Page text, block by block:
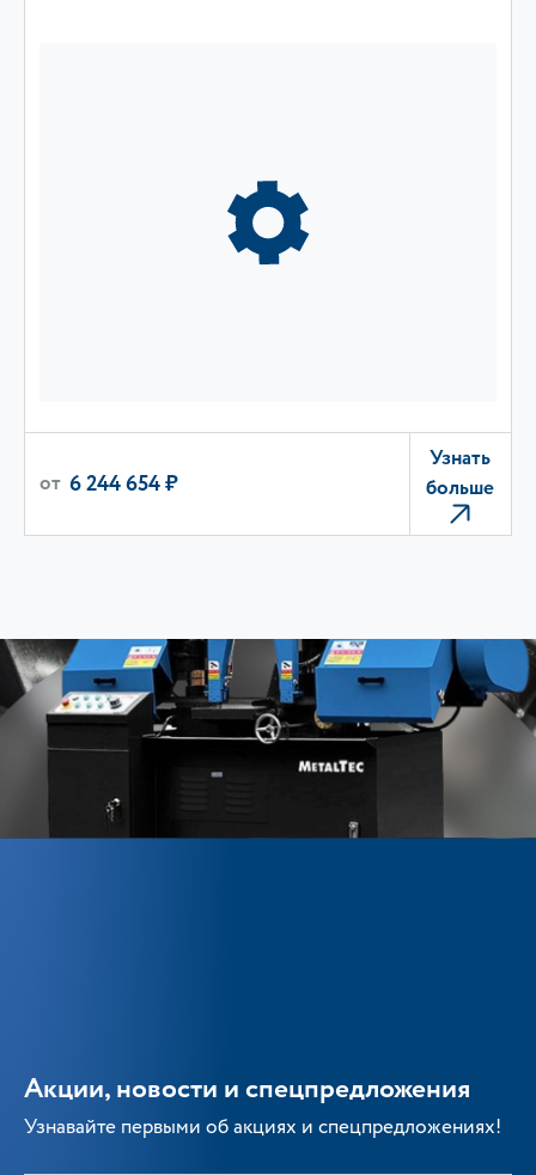
от 6 244 654 ₽
Узнать
больше
Акции, новости и спецпредложения
Узнавайте первыми об акциях и спецпредложениях!